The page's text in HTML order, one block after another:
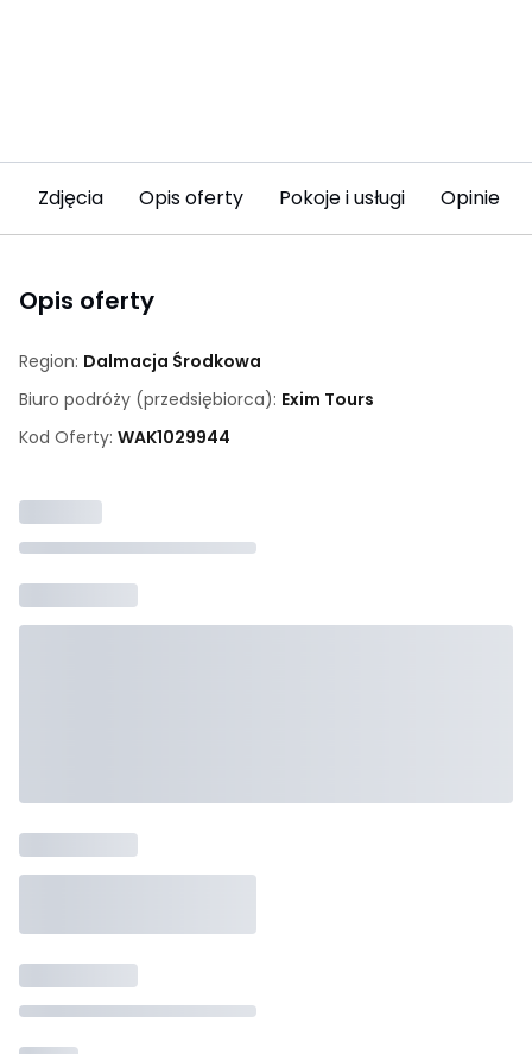
Zdjęcia Opis oferty Pokoje i usługi Opinie
Opis oferty
Region: Dalmacja Środkowa
Biuro podróży (przedsiębiorca): Exim Tours
Kod Oferty: WAK1029944